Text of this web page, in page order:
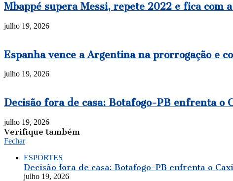
Mbappé supera Messi, repete 2022 e fica com
julho 19, 2026
Espanha vence a Argentina na prorrogação e
julho 19, 2026
Decisão fora de casa: Botafogo-PB enfrenta o
julho 19, 2026
Verifique também
Fechar
ESPORTES
Decisão fora de casa: Botafogo-PB enfrenta o
julho 19, 2026